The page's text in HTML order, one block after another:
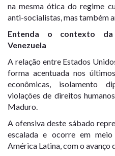
na mesma ótica do regime
anti-socialistas, mas também
Entenda o contexto
Venezuela
A relação entre Estados
forma acentuada nos
econômicas, isolamento
violações de direitos
Maduro.
A ofensiva deste sábado
escalada e ocorre em
América Latina, com o avanço